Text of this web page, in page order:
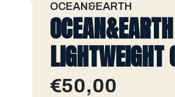
OCEAN&EARTH
€50,00